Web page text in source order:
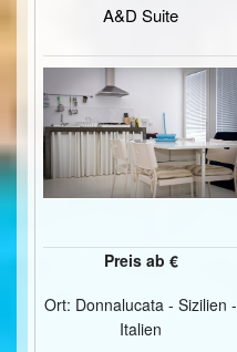
A&D Suite
Preis ab €
Ort: Donnalucata - Sizilien -
Italien